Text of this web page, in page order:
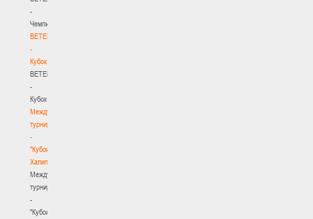
-
Чемпионат
BETERA
-
Кубок
BETERA
-
Кубок
Международный
турнир
-
"Кубок
Халипского"
Международный
турнир
-
"Кубок